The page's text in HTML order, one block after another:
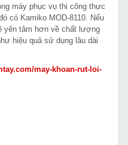
máy phục vụ thi công thực
có Kamiko MOD-8110. Nếu
yên tâm hơn về chất lượng
hiệu quả sử dụng lâu dài
may-khoan-rut-loi-